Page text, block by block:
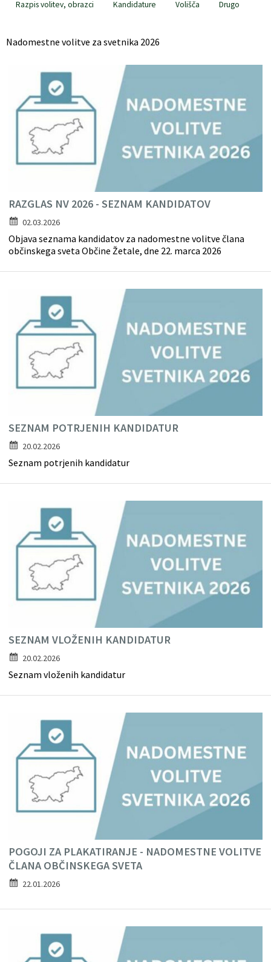
Razpis volitev, obrazci
Kandidature Volišča Drugo
Nadomestne volitve za svetnika 2026
RAZGLAS NV 2026 - SEZNAM KANDIDATOV
02.03.2026
Objava seznama kandidatov za nadomestne volitve člana
občinskega sveta Občine Žetale, dne 22. marca 2026
SEZNAM POTRJENIH KANDIDATUR
20.02.2026
Seznam potrjenih kandidatur
SEZNAM VLOŽENIH KANDIDATUR
20.02.2026
Seznam vloženih kandidatur
POGOJI ZA PLAKATIRANJE - NADOMESTNE VOLITVE
ČLANA OBČINSKEGA SVETA
22.01.2026
Interni akti
Katalog informacij javnega značaja
Grb in zastava občine
Vizitka občine